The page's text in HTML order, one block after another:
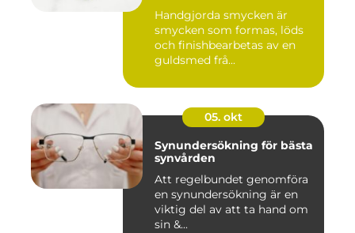
Handgjorda smycken är
smycken som formas, löds
och finishbearbetas av en
guldsmed frå...
05. okt
Synundersökning för bästa
synvården
Att regelbundet genomföra
en synundersökning är en
viktig del av att ta hand om
sin &...